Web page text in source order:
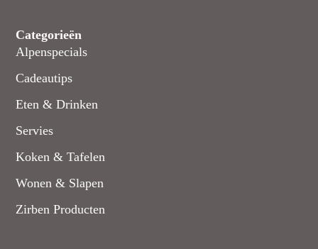
Categorieën
Alpenspecials
Cadeautips
Eten & Drinken
Servies
Koken & Tafelen
Wonen & Slapen
Zirben Producten